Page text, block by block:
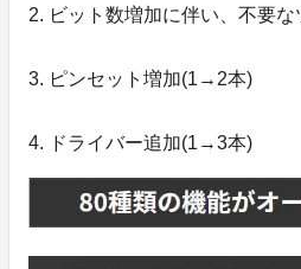
2. ビット数増加に伴い、不要
3. ピンセット増加(1→2本)
4. ドライバー追加(1→3本)